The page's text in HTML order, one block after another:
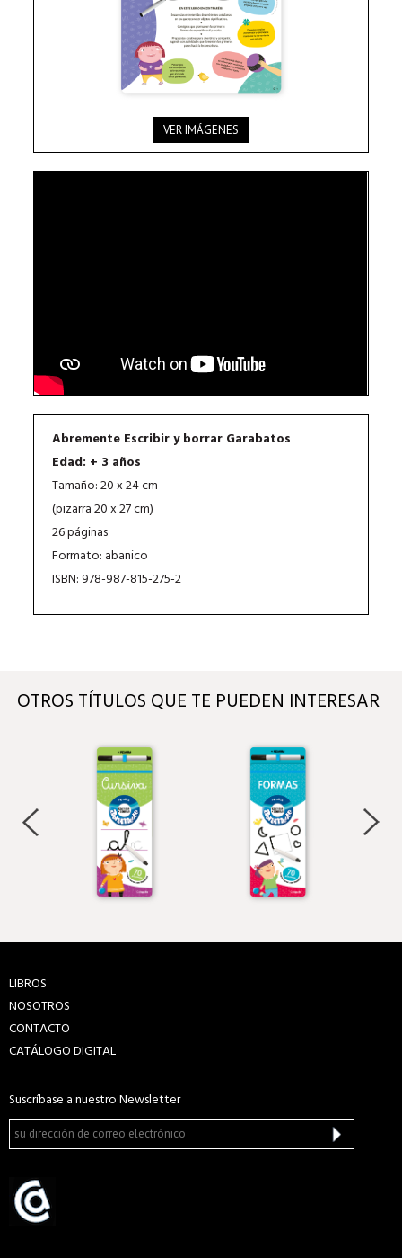
VER IMÁGENES
Abremente Escribir y borrar Garabatos
Edad: + 3 años
Tamaño: 20 x 24 cm
(pizarra 20 x 27 cm)
26 páginas
Formato: abanico
ISBN: 978-987-815-275-2
OTROS TÍTULOS QUE TE PUEDEN INTERESAR
LIBROS
NOSOTROS
CONTACTO
CATÁLOGO DIGITAL
Suscríbase a nuestro Newsletter